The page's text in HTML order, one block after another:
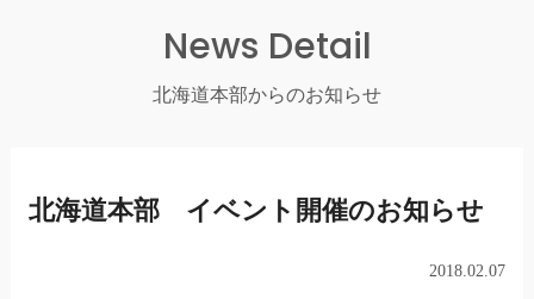
News Detail
北海道本部からのお知らせ
北海道本部 イベント開催のお知らせ
2018.02.07